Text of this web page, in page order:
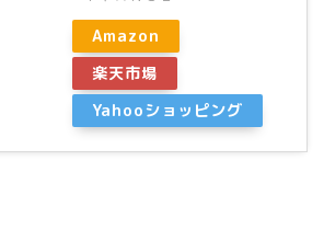
Amazon
楽天市場
Yahooショッピング